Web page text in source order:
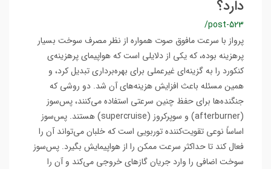
دارد؟
/post-523
پرواز با سرعت مافوق صوت همواره از نظر مصرف سوخت بسیار
پرهزینه بوده، که یکی از دلایلی است که هواپیمای پرهزینه‌ی
کنکورد را به گزینه‌ای غیرعملی برای بهره‌برداری تبدیل کرد، و
همین مسئله باعث افزایش هزینه‌های آن شد. دو روشی که
جنگنده‌ها برای حفظ چنین سرعتی استفاده می‌کنند، پس‌سوز
(afterburner) و سوپرکروز (supercruise) هستند. پس‌سوز
اساساً نوعی تقویت‌کننده توربویی است که خلبان می‌تواند آن را
فعال کند تا حداکثر سرعت ممکن را از هواپیمایش بگیرد. پس‌سوز
سوخت اضافی را وارد جریان گازهای خروجی می‌کند و آن را